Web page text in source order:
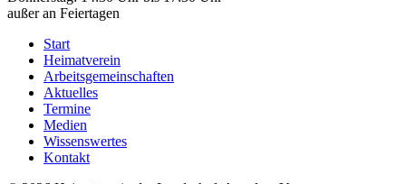
außer an Feiertagen
Start
Heimatverein
Arbeitsgemeinschaften
Aktuelles
Termine
Medien
Wissenswertes
Kontakt